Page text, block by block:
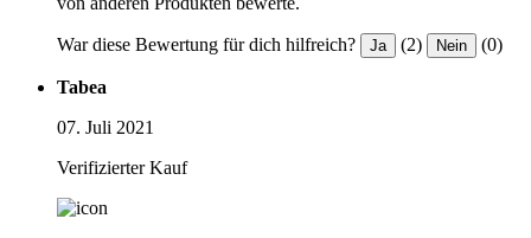
War diese Bewertung für dich hilfreich? Ja (2) Nein (0)
Tabea
07. Juli 2021
Verifizierter Kauf